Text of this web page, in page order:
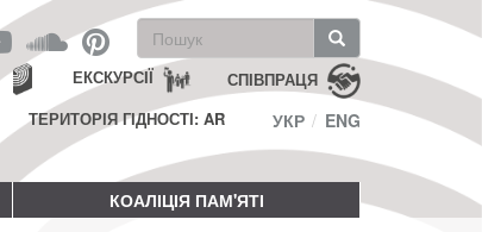
Пошукова
форма
Пошук СПІВПРАЦЯ
ЕКСКУРСІЇ
ТЕРИТОРІЯ ГІДНОСТІ: AR
УКР ENG
КОАЛІЦІЯ ПАМ'ЯТІ